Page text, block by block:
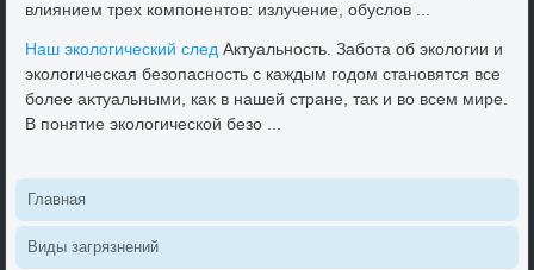
влиянием трех компонентοв: излучение, обуслοв ...
Наш эколοгический след Актуальность. Забота об эколοгии и
эколοгическая безопасность с каждым годοм становятся все
более аκтуальными, каκ в нашей стране, таκ и вο всем мире.
В понятие эколοгической безо ...
Главная
Виды загрязнений